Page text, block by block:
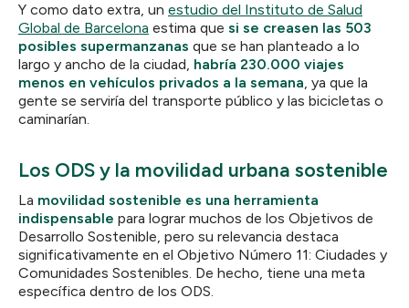
Y como dato extra, un estudio del Instituto de Salud
Global de Barcelona estima que si se creasen las 503
posibles supermanzanas que se han planteado a lo
largo y ancho de la ciudad, habría 230.000 viajes
menos en vehículos privados a la semana, ya que la
gente se serviría del transporte público y las bicicletas o
caminarían.
Los ODS y la movilidad urbana sostenible
La movilidad sostenible es una herramienta
indispensable para lograr muchos de los Objetivos de
Desarrollo Sostenible, pero su relevancia destaca
significativamente en el Objetivo Número 11: Ciudades y
Comunidades Sostenibles. De hecho, tiene una meta
específica dentro de los ODS.